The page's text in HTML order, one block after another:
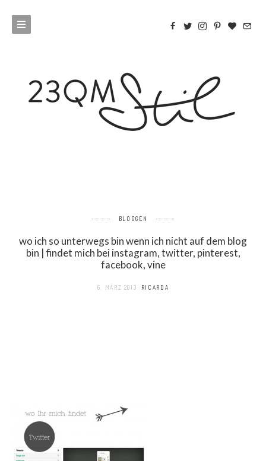
BLOGGEN
wo ich so unterwegs bin wenn ich nicht auf dem blog
bin | findet mich bei instagram, twitter, pinterest,
facebook, vine
6. MÄRZ 2013 RICARDA